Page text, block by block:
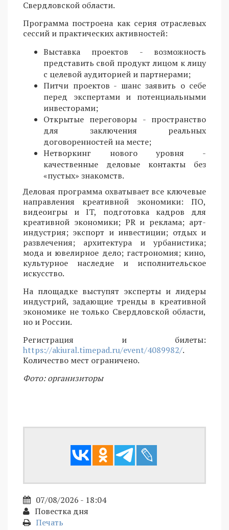
Свердловской области.
Программа построена как серия отраслевых
сессий и практических активностей:
Выставка проектов - возможность
представить свой продукт лицом к лицу
с целевой аудиторией и партнерами;
Питчи проектов - шанс заявить о себе
перед экспертами и потенциальными
инвесторами;
Открытые переговоры - пространство
для заключения реальных
договоренностей на месте;
Нетворкинг нового уровня -
качественные деловые контакты без
«пустых» знакомств.
Деловая программа охватывает все ключевые
направления креативной экономики: ПО,
видеоигры и IT, подготовка кадров для
креативной экономики; PR и реклама; арт-
индустрия; экспорт и инвестиции; отдых и
развлечения; архитектура и урбанистика;
мода и ювелирное дело; гастрономия; кино,
культурное наследие и исполнительское
искусство.
На площадке выступят эксперты и лидеры
индустрий, задающие тренды в креативной
экономике не только Свердловской области,
но и России.
Регистрация и билеты:
https://akiural.timepad.ru/event/4089982/.
Количество мест ограничено.
Фото: организиторы
07/08/2026 - 18:04
Повестка дня
Печать